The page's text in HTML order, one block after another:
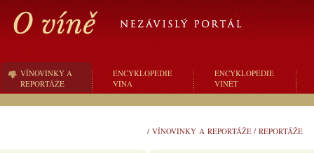
VÍNOVINKY A
REPORTÁŽE
ENCYKLOPEDIE
VÍNA
ENCYKLOPEDIE
VINĚT
/ VÍNOVINKY A REPORTÁŽE / REPORTÁŽE